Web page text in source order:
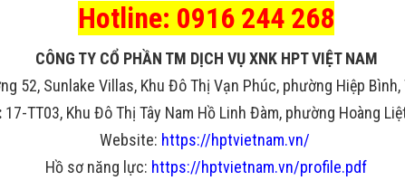
Hotline: 0916 244 268
CÔNG TY CỔ PHẦN TM DỊCH VỤ XNK HPT VIỆT NAM
52, Sunlake Villas, Khu Đô Thị Vạn Phúc, phường Hiệp Bình,
17-TT03, Khu Đô Thị Tây Nam Hồ Linh Đàm, phường Hoàng
Website: https://hptvietnam.vn/
Hồ sơ năng lực: https://hptvietnam.vn/profile.pdf